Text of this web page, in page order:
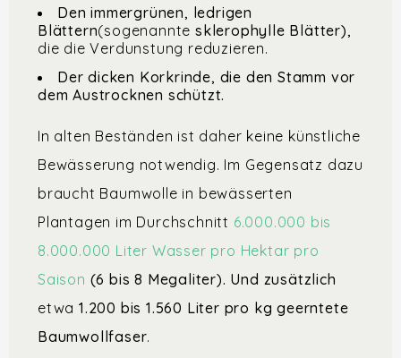
Den immergrünen, ledrigen
Blättern(sogenanntesklerophylle Blätter),
die die Verdunstung reduzieren.
Der dicken Korkrinde, die den Stamm vor
dem Austrocknen schützt.
In alten Beständen ist daher keine künstliche
Bewässerung notwendig. Im Gegensatz dazu
braucht Baumwolle in bewässerten
Plantagen im Durchschnitt 6.000.000 bis
8.000.000 Liter Wasser pro Hektar pro
Saison (6 bis 8 Megaliter). Und zusätzlich
etwa 1.200 bis 1.560 Liter pro kg geerntete
Baumwollfaser.